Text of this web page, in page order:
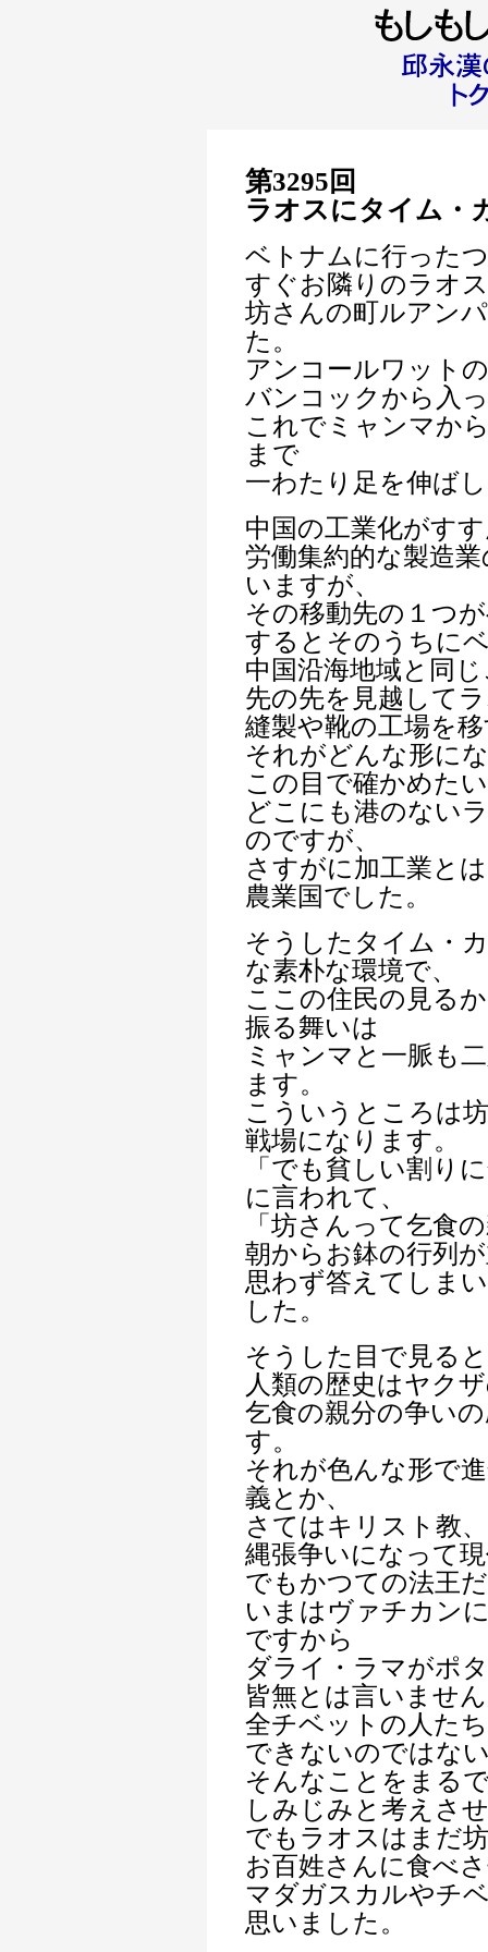
第3295 回
ラオスにタイム・
ベトナムに行った
すぐお隣りのラオ
坊さんの町ルアン
た。
アンコールワット
バンコックから入
これでミャンマか
まで
一わたり足を伸ば
中国の工業化がす
労働集約的な製造
いますが、
その移動先の１つ
するとそのうちに
中国沿海地域と同
先の先を見越して
縫製や靴の工場を
それがどんな形に
この目で確かめた
どこにも港のない
のですが、
さすがに加工業と
農業国でした。
そうしたタイム・
な素朴な環境で、
ここの住民の見る
振る舞いは
ミャンマと一脈も
ます。
こういうところは
戦場になります。
「でも貧しい割り
に言われて、
「坊さんって乞食
朝からお鉢の行列
思わず答えてしま
した。
そうした目で見る
人類の歴史はヤク
乞食の親分の争い
す。
それが色んな形で
義とか、
さてはキリスト教
縄張争いになって
でもかつての法王
いまはヴァチカン
ですから
ダライ・ラマがポ
皆無とは言いませ
全チベットの人た
できないのではな
そんなことをまる
しみじみと考えさ
でもラオスはまだ
お百姓さんに食べ
マダガスカルやチ
思いました。